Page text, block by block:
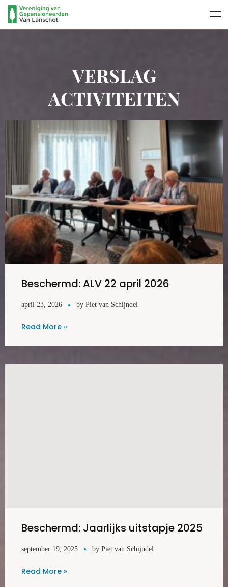
VERSLAG
ACTIVITEITEN
Beschermd: ALV 22 april 2026
april 23, 2026 by Piet van Schijndel
Read More »
Beschermd: Jaarlijks uitstapje 2025
september 19, 2025 by Piet van Schijndel
Read More »